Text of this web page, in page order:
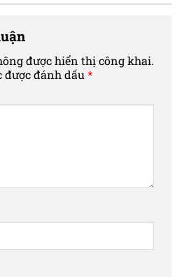
được hiển thị công khai.
được đánh dấu *